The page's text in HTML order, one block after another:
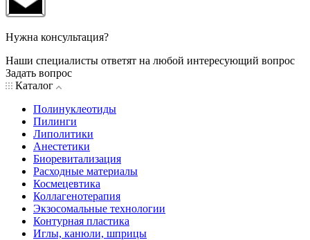
Нужна консультация?
Наши специалисты ответят на любой интересующий вопрос
Задать вопрос
Каталог
Полинуклеотиды
Пилинги
Липолитики
Анестетики
Биоревитализация
Расходные материалы
Космецевтика
Коллагенотерапия
Экзосомальные технологии
Контурная пластика
Иглы, канюли, шприцы